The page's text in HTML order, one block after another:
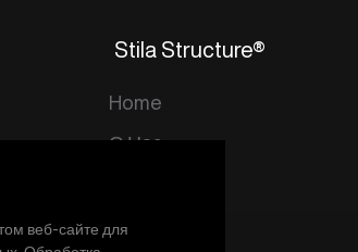
Stila Structure®
Home
О Нас
веб-сайте для